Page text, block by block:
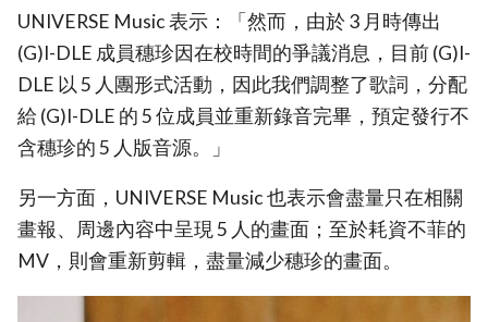
UNIVERSE Music 表示：「然而，由於 3 月時傳出
(G)I-DLE 成員穗珍因在校時間的爭議消息，目前 (G)I-
DLE 以 5 人團形式活動，因此我們調整了歌詞，分配
給 (G)I-DLE 的 5 位成員並重新錄音完畢，預定發行不
含穗珍的 5 人版音源。」
另一方面，UNIVERSE Music 也表示會盡量只在相關
畫報、周邊內容中呈現 5 人的畫面；至於耗資不菲的
MV，則會重新剪輯，盡量減少穗珍的畫面。